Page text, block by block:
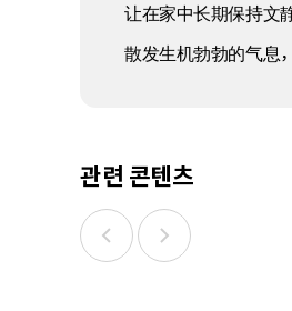
让在家中长期保持文
散发生机勃勃的气息
관련 콘텐츠